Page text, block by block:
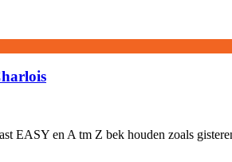
EASY en A tm Z bek houden zoals